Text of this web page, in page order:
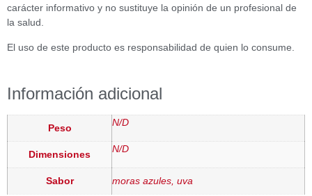
carácter informativo y no sustituye la opinión de un profesional de
la salud.
El uso de este producto es responsabilidad de quien lo consume.
Información adicional
Peso N/D
Dimensiones N/D
Sabor moras azules, uva